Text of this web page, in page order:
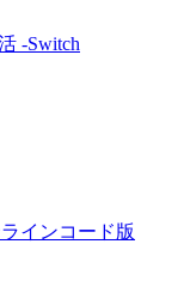
-Switch
インコード版